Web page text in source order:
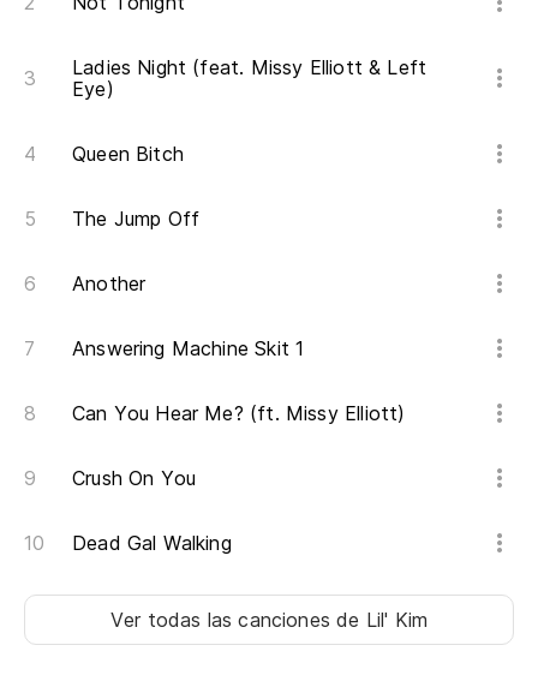
Ladies Night (feat. Missy Elliott & Left
Eye)
Queen Bitch
The Jump Off
Another
Answering Machine Skit 1
Can You Hear Me? (ft. Missy Elliott)
Crush On You
Dead Gal Walking
Ver todas las cancionesde Lil' Kim